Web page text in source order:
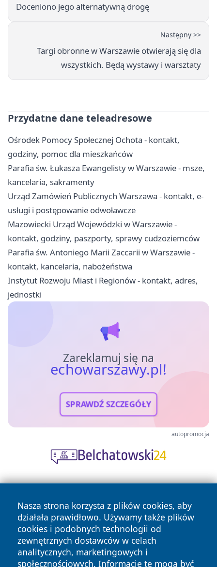
Doceniono jego alternatywną drogę
Następny >>
Targi obronne w Warszawie otwierają się dla
wszystkich. Będą wystawy i warsztaty
Przydatne dane teleadresowe
Ośrodek Pomocy Społecznej Ochota - kontakt,
godziny, pomoc dla mieszkańców
Parafia św. Łukasza Ewangelisty w Warszawie - msze,
kancelaria, sakramenty
Urząd Zamówień Publicznych Warszawa - kontakt, e-
usługi i postępowanie odwoławcze
Mazowiecki Urząd Wojewódzki w Warszawie -
kontakt, godziny, paszporty, sprawy cudzoziemców
Parafia św. Antoniego Marii Zaccarii w Warszawie -
kontakt, kancelaria, nabożeństwa
Instytut Rozwoju Miast i Regionów - kontakt, adres,
jednostki
Zareklamuj się na
echowarszawy.pl!
SPRAWDŹ SZCZEGÓŁY
autopromocja
Nasza strona korzysta z plików cookies, aby
działała prawidłowo. Używamy także plików
cookies i podobnych technologii od
zewnętrznych dostawców w celach
analitycznych, marketingowych i
społecznościowych. Informacje te mogą być
Copyright © 2026 echowarszawy.pl Wszystkie prawa
zastrzeżone.